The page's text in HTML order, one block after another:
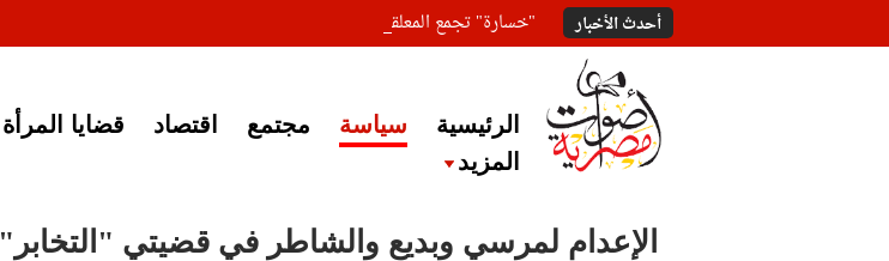
أحدث الأخبار "خسارة" تجمع المعلقين على خبر إغلاق أصوات مصرية
الرئيسية سياسة مجتمع اقتصاد قضايا المرأة
المزيد
الإعدام لمرسي وبديع والشاطر في قضيتي "التخابر"